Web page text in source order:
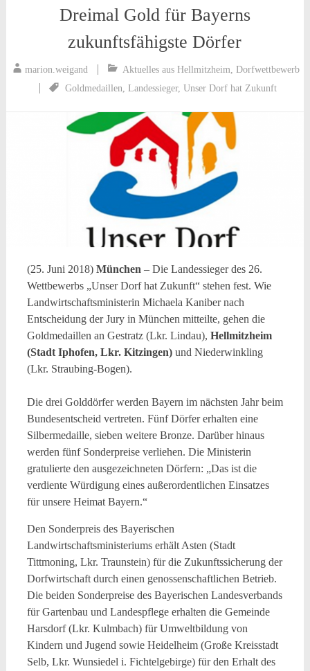
Dreimal Gold für Bayerns
zukunftsfähigste Dörfer
marion.weigand Aktuelles aus Hellmitzheim,Dorfwettbewerb
Goldmedaillen,Landessieger,Unser Dorf hat Zukunft
(25. Juni 2018) München – Die Landessieger des 26.
Wettbewerbs „Unser Dorf hat Zukunft“ stehen fest. Wie
Landwirtschaftsministerin Michaela Kaniber nach
Entscheidung der Jury in München mitteilte, gehen die
Goldmedaillen an Gestratz (Lkr. Lindau), Hellmitzheim
(Stadt Iphofen, Lkr. Kitzingen)und Niederwinkling
(Lkr. Straubing-Bogen).
Die drei Golddörfer werden Bayern im nächsten Jahr beim
Bundesentscheid vertreten. Fünf Dörfer erhalten eine
Silbermedaille, sieben weitere Bronze. Darüber hinaus
werden fünf Sonderpreise verliehen. Die Ministerin
gratulierte den ausgezeichneten Dörfern: „Das ist die
verdiente Würdigung eines außerordentlichen Einsatzes
für unsere Heimat Bayern.“
Den Sonderpreis des Bayerischen
Landwirtschaftsministeriums erhält Asten (Stadt
Tittmoning, Lkr. Traunstein) für die Zukunftssicherung der
Dorfwirtschaft durch einen genossenschaftlichen Betrieb.
Die beiden Sonderpreise des Bayerischen Landesverbands
für Gartenbau und Landespflege erhalten die Gemeinde
Harsdorf (Lkr. Kulmbach) für Umweltbildung von
Kindern und Jugend sowie Heidelheim (Große Kreisstadt
Selb, Lkr. Wunsiedel i. Fichtelgebirge) für den Erhalt des